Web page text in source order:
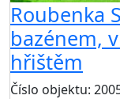
Roubenka
bazénem,
hřištěm
Číslo objektu: